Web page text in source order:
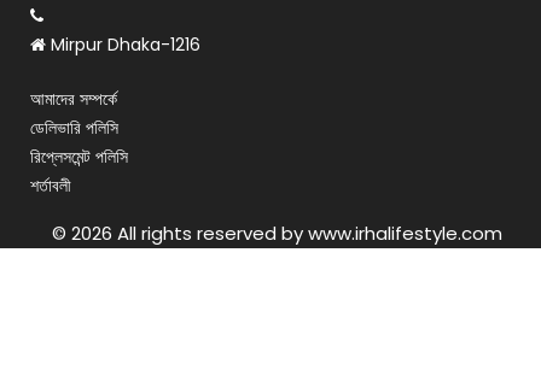
Mirpur Dhaka-1216
আমাদের সম্পর্কে
ডেলিভারি পলিসি
রিপ্লেসমেন্ট পলিসি
শর্তাবলী
© 2026 All rights reserved by www.irhalifestyle.com